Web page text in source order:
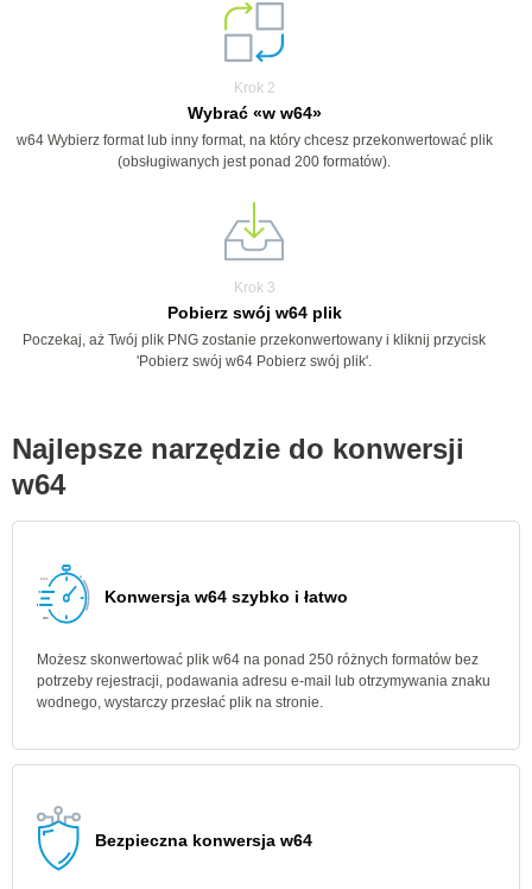
Krok 2
Wybrać «w w64»
w64 Wybierz format lub inny format, na który chcesz przekonwertować plik
(obsługiwanych jest ponad 200 formatów).
Krok 3
Pobierz swój w64 plik
Poczekaj, aż Twój plik PNG zostanie przekonwertowany i kliknij przycisk
'Pobierz swój w64 Pobierz swój plik'.
Najlepsze narzędzie do konwersji
w64
Konwersja w64 szybko i łatwo
Możesz skonwertować plik w64 na ponad 250 różnych formatów bez
potrzeby rejestracji, podawania adresu e-mail lub otrzymywania znaku
wodnego, wystarczy przesłać plik na stronie.
Bezpieczna konwersja w64